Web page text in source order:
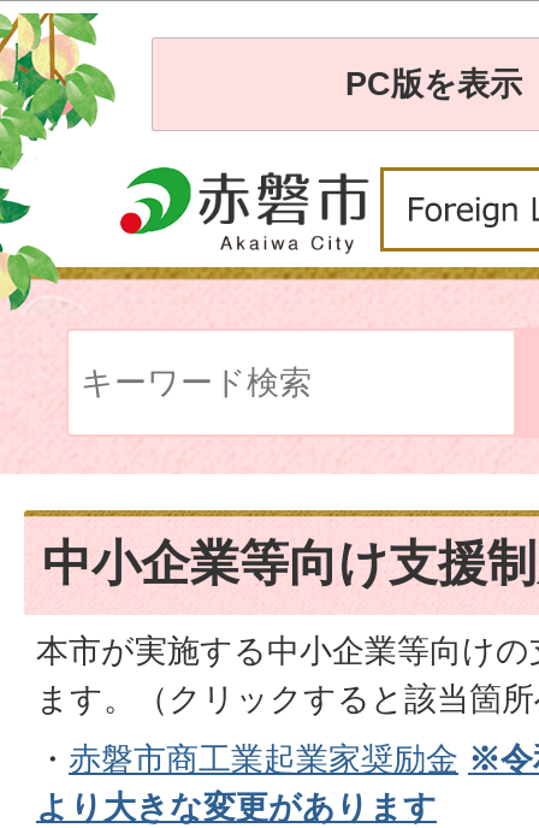
PC版を表示
中小企業等向け支援
本市が実施する中小企業等向け
ます。（クリックすると該当箇
・ 赤磐市商工業起業家奨励金 ※令
より大きな変更があります